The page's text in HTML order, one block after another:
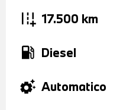
add_road 17.500 km
local_gas_station Diesel
settings_suggest Automatico